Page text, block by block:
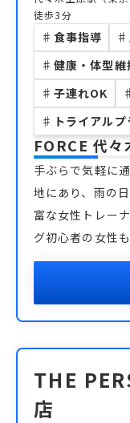
徒歩3分
♯ 食事指導 ♯
♯ 健康・体型維
♯ 子連れOK
♯ トライアルプ
FORCE 代々
手ぶらで気軽に
地にあり、雨の
富な女性トレー
グ初心者の女性
THE
店